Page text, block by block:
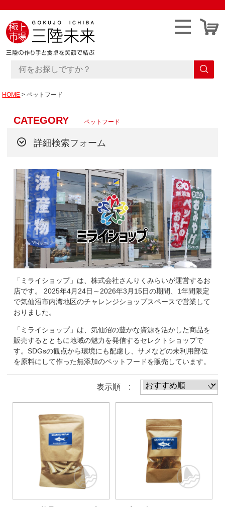
HOME ペットフード
CATEGORY ペットフード
詳細検索フォーム
「ミライショップ」は、株式会社さんりくみらいが運営するお
店です。 2025年4月24日～2026年3月15日の期間、1年間限定
で気仙沼市内湾地区のチャレンジショップスペースで営業して
おりました。
「ミライショップ」は、気仙沼の豊かな資源を活かした商品を
販売するとともに地域の魅力を発信するセレクトショップで
す。SDGsの観点から環境にも配慮し、サメなどの未利用部位
を原料にして作った無添加のペットフードを販売しています。
表示順 :